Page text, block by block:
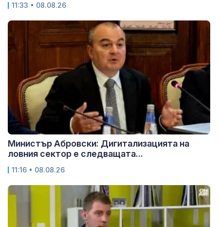
11:33 • 08.08.26
Министър Абровски: Дигитализацията на
ловния сектор е следващата...
11:16 • 08.08.26